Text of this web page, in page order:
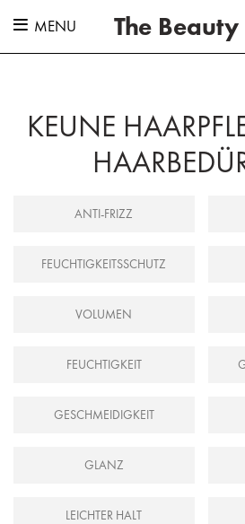
MENU The
KEUNE
ANTI-FRIZZ
FEUCHTIGKEITSSCHUTZ
VOLUMEN
FEUCHTIGKEIT
GESCHMEIDIGKEIT
GLANZ
LEICHTER HALT